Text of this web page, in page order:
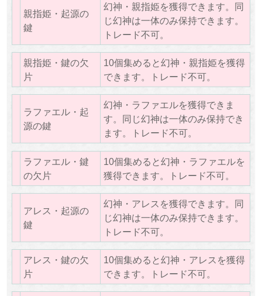
親指姫・起源の
鍵
幻神・親指姫を獲得できます。同
じ幻神は一体のみ保持できます。
トレード不可。
親指姫・鍵の欠
片
10個集めると幻神・親指姫を獲得
できます。トレード不可。
ラファエル・起
源の鍵
幻神・ラファエルを獲得できま
す。同じ幻神は一体のみ保持でき
ます。トレード不可。
ラファエル・鍵
の欠片
10個集めると幻神・ラファエルを
獲得できます。トレード不可。
アレス・起源の
鍵
幻神・アレスを獲得できます。同
じ幻神は一体のみ保持できます。
トレード不可。
アレス・鍵の欠
片
10個集めると幻神・アレスを獲得
できます。トレード不可。